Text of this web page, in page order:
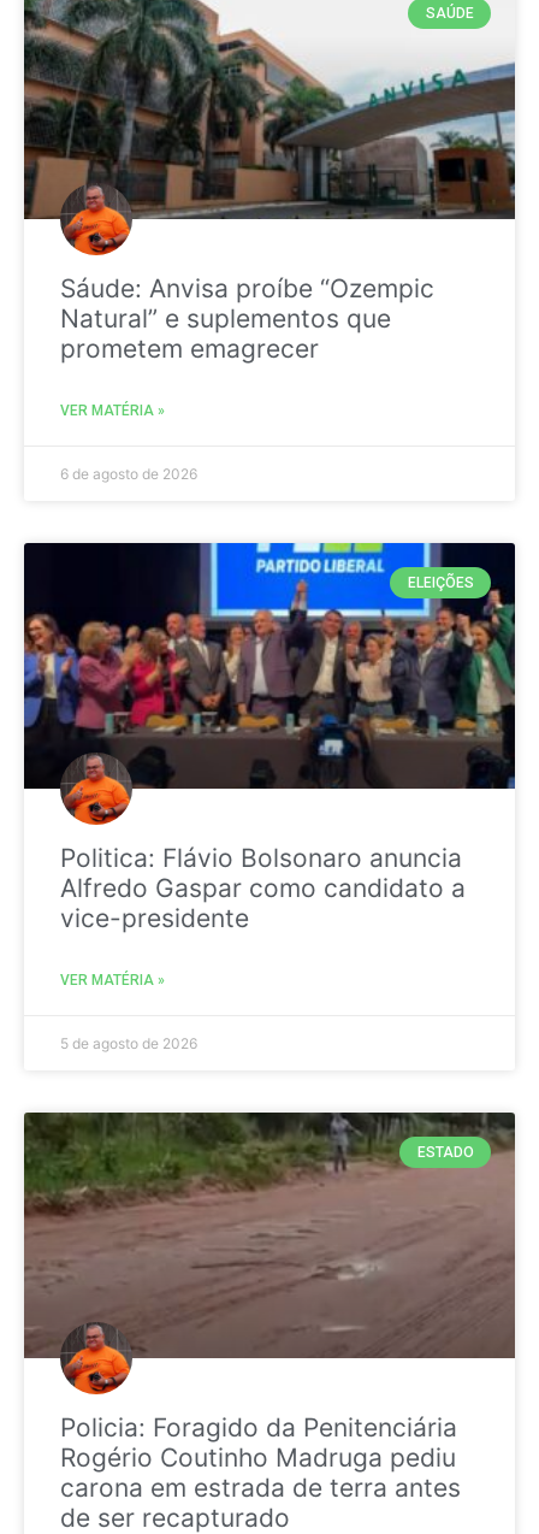
SAÚDE
Sáude: Anvisa proíbe “Ozempic
Natural” e suplementos que
prometem emagrecer
VER MATÉRIA »
6 de agosto de 2026
ELEIÇÕES
Politica: Flávio Bolsonaro anuncia
Alfredo Gaspar como candidato a
vice-presidente
VER MATÉRIA »
5 de agosto de 2026
ESTADO
Policia: Foragido da Penitenciária
Rogério Coutinho Madruga pediu
carona em estrada de terra antes
de ser recapturado